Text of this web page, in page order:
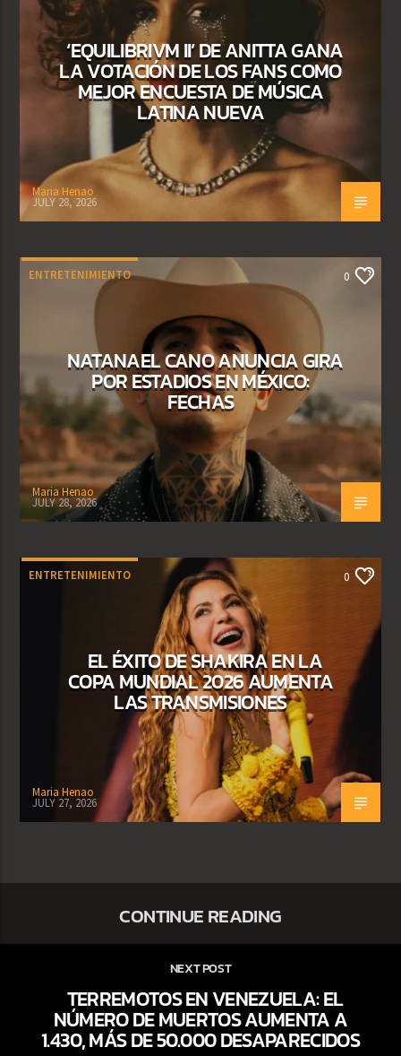
‘EQUILIBRIVM II’ DE ANITTA GANA
LA VOTACIÓN DE LOS FANS COMO
MEJOR ENCUESTA DE MÚSICA
LATINA NUEVA
Maria Henao
JULY 28, 2026
ENTRETENIMIENTO 0
NATANAEL CANO ANUNCIA GIRA
POR ESTADIOS EN MÉXICO:
FECHAS
Maria Henao
JULY 28, 2026
ENTRETENIMIENTO 0
EL ÉXITO DE SHAKIRA EN LA
COPA MUNDIAL 2026 AUMENTA
LAS TRANSMISIONES
Maria Henao
JULY 27, 2026
CONTINUE READING
NEXT POST
TERREMOTOS EN VENEZUELA: EL
NÚMERO DE MUERTOS AUMENTA A
1.430, MÁS DE 50.000 DESAPARECIDOS